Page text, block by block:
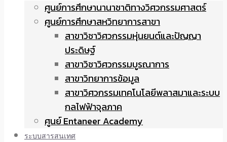
ศูนย์การศึกษานานาชาติทางวิศวกรรมศาสตร์
ศูนย์การศึกษาสหวิทยาการสาขา
สาขาวิชาวิศวกรรมหุ่นยนต์และปัญญา
ประดิษฐ์
สาขาวิชาวิศวกรรมบูรณาการ
สาขาวิทยาการข้อมูล
สาขาวิศวกรรมเทคโนโลยีพลาสมาและระบบ
กลไฟฟ้าจุลภาค
ศูนย์ Entaneer Academy
ระบบสารสนเทศ